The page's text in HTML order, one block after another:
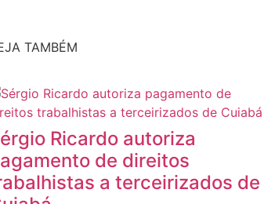
TAMBÉM
Ricardo autoriza
de direitos
a terceirizados de